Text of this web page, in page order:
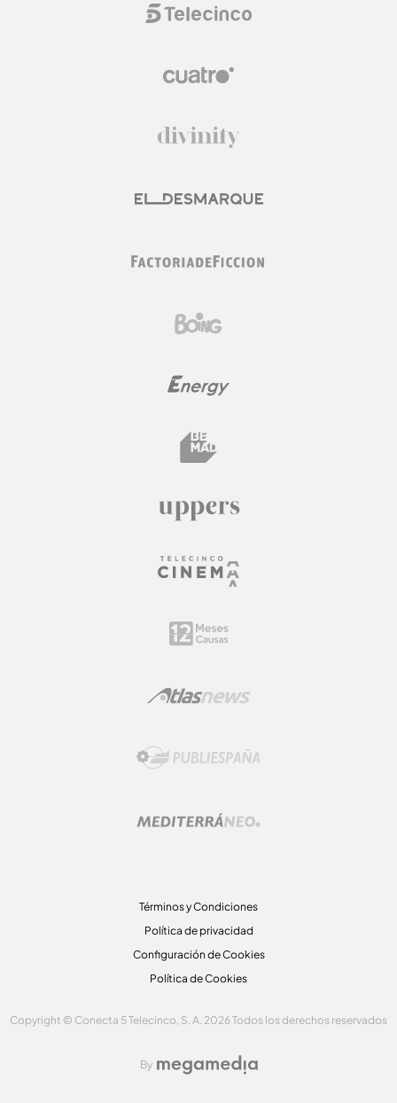
Términos y Condiciones
Política de privacidad
Configuración de Cookies
Política de Cookies
Copyright © Conecta 5 Telecinco, S. A. 2026 Todos los derechos reservados
By